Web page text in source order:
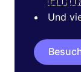
Und